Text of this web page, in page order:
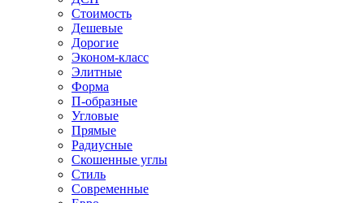
Стоимость
Дешевые
Дорогие
Эконом-класс
Элитные
Форма
П-образные
Угловые
Прямые
Радиусные
Скошенные углы
Стиль
Современные